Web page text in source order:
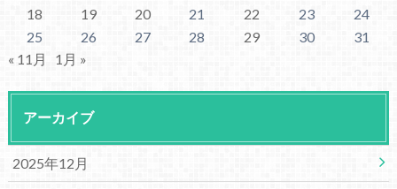
18
19 20 21 22 23
24
25
26 27 28 29 30
31
« 11月
1月 »
アーカイブ
2025年12月